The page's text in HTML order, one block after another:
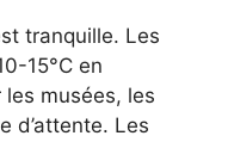
tranquille. Les
15°C en
musées, les
d’attente. Les